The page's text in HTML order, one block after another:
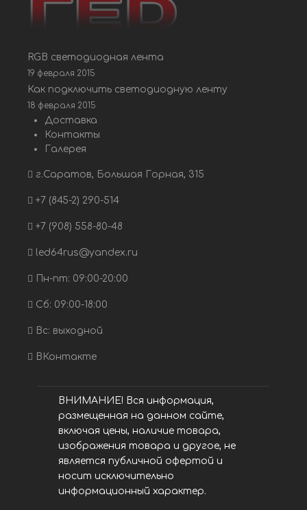
RGB светодиодная лента
19 февраля 2015
Как подключить светодиодную ленту
18 февраля 2015
Доставка
Контакты
Галерея
г.Саратов, Большая Горная, 315
+7 (845-2) 290-514
+7 (908) 558-80-48
led64rus@yandex.ru
Пн-пт: 09:00-20:00
Сб: 09:00-18:00
Вс: выходной
ВКонтакте
ВНИМАНИЕ! Вся информация,
размещенная на данном сайте,
включая цены, наличие товара,
изображения товара и другое, не
является публичной офертой и
носит исключительно
информационный характер.